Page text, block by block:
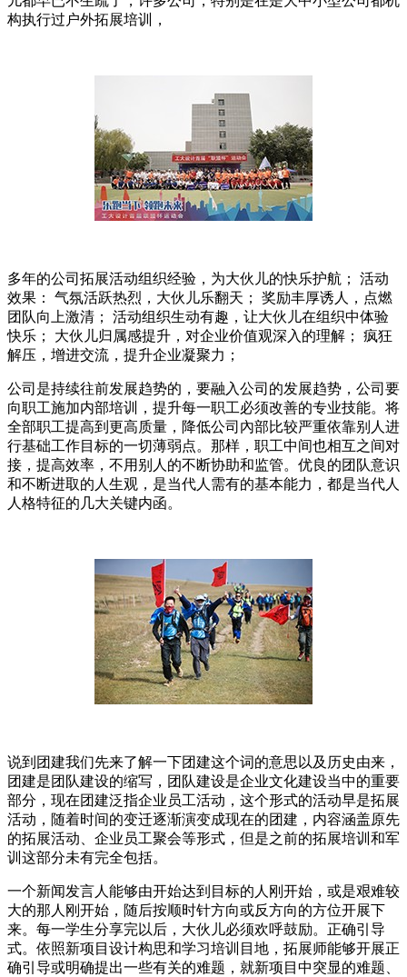
构执行过户外拓展培训，
多年的公司拓展活动组织经验，为大伙儿的快乐护航； 活动
效果： 气氛活跃热烈，大伙儿乐翻天； 奖励丰厚诱人，点燃
团队向上激清； 活动组织生动有趣，让大伙儿在组织中体验
快乐； 大伙儿归属感提升，对企业价值观深入的理解； 疯狂
解压，增进交流，提升企业凝聚力；
公司是持续往前发展趋势的，要融入公司的发展趋势，公司要
向职工施加内部培训，提升每一职工必须改善的专业技能。将
全部职工提高到更高质量，降低公司內部比较严重依靠别人进
行基础工作目标的一切薄弱点。那样，职工中间也相互之间对
接，提高效率，不用别人的不断协助和监管。优良的团队意识
和不断进取的人生观，是当代人需有的基本能力，都是当代人
人格特征的几大关键内函。
说到团建我们先来了解一下团建这个词的意思以及历史由来，
团建是团队建设的缩写，团队建设是企业文化建设当中的重要
部分，现在团建泛指企业员工活动，这个形式的活动早是拓展
活动，随着时间的变迁逐渐演变成现在的团建，内容涵盖原先
的拓展活动、企业员工聚会等形式，但是之前的拓展培训和军
训这部分未有完全包括。
一个新闻发言人能够由开始达到目标的人刚开始，或是艰难较
大的那人刚开始，随后按顺时针方向或反方向的方位开展下
来。每一学生分享完以后，大伙儿必须欢呼鼓励。正确引导
式。依照新项目设计构思和学习培训目地，拓展师能够开展正
确引导或明确提出一些有关的难题，就新项目中突显的难题、